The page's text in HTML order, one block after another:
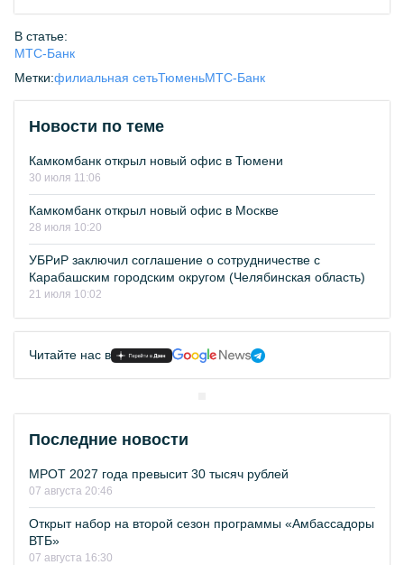
В статье:
МТС-Банк
Метки:филиальная сетьТюменьМТС-Банк
Новости по теме
Камкомбанк открыл новый офис в Тюмени
30 июля 11:06
Камкомбанк открыл новый офис в Москве
28 июля 10:20
УБРиР заключил соглашение о сотрудничестве с
Карабашским городским округом (Челябинская область)
21 июля 10:02
Читайте нас в
Последние новости
МРОТ 2027 года превысит 30 тысяч рублей
07 августа 20:46
Открыт набор на второй сезон программы «Амбассадоры
ВТБ»
07 августа 16:30